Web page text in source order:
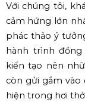
Với chúng tôi,
cảm hứng lớn
phác thảo ý
hành trình
kiến tạo nên
còn gửi gắm vào
hiện trong hơi